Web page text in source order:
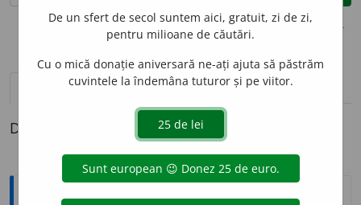
opțiuni
definiții (1) pronunțievolume_up (50)
Definiția cu ID-ul 687175:
Explicative DEX
De un sfert de secol suntem aici, gratuit, zi de zi,
pentru milioane de căutări.
Cu o mică donație aniversară ne-ați ajuta să păstrăm
cuvintele la îndemâna tuturor și pe viitor.